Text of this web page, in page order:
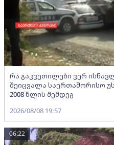
რა გაკვეთილები ვერ
შეიცვალა საერთაშორისო
2008 წლის შემდეგ
2026/08/08 19:57
06:22